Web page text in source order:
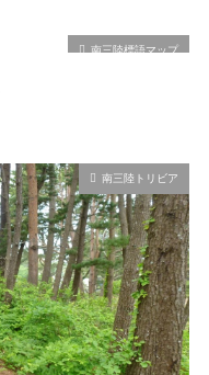
南三陸標語マップ
南三陸トリビア